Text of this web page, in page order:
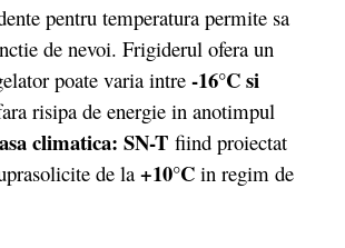
pentru temperatura permite sa
de nevoi. Frigiderul ofera un
poate varia intre -16°C si
risipa de energie in anotimpul
climatica: SN-T fiind proiectat
de la +10°C in regim de